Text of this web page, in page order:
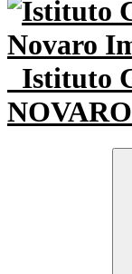
Istituto
NOVARO